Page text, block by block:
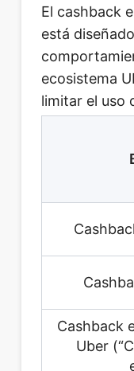
El cashback
está
ecosistema
limitar el uso
Cashback
Uber